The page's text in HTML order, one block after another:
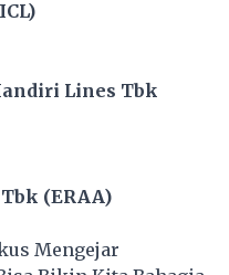
Lines Tbk
(ERAA)
Mengejar